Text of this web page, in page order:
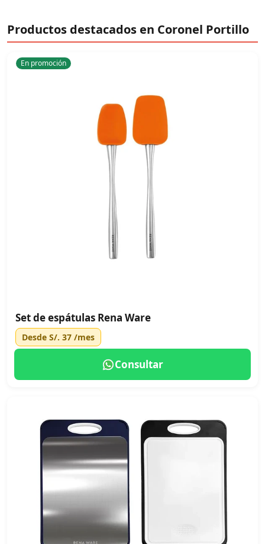
Productos destacados en Coronel Portillo
En promoción
Set de espátulas Rena Ware
Desde S/. 37 /mes
Consultar